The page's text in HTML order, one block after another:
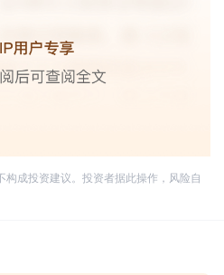
成投资建议。投资者据此操作，风险自